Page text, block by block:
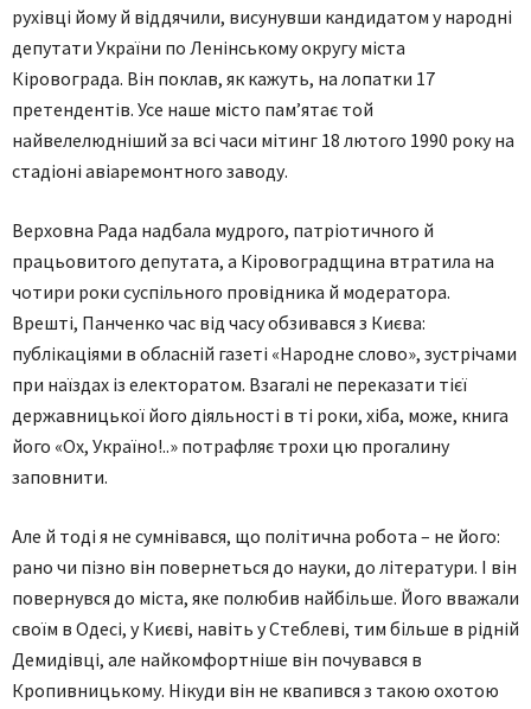
рухівці йому й віддячили, висунувши кандидатом у народні
депутати України по Ленінському округу міста
Кіровограда. Він поклав, як кажуть, на лопатки 17
претендентів. Усе наше місто пам’ятає той
найвелелюдніший за всі часи мітинг 18 лютого 1990 року на
стадіоні авіаремонтного заводу.
Верховна Рада надбала мудрого, патріотичного й
працьовитого депутата, а Кіровоградщина втратила на
чотири роки суспільного провідника й модератора.
Врешті, Панченко час від часу обзивався з Києва:
публікаціями в обласній газеті «Народне слово», зустрічами
при наїздах із електоратом. Взагалі не переказати тієї
державницької його діяльності в ті роки, хіба, може, книга
його «Ох, Україно!..» потрафляє трохи цю прогалину
заповнити.
Але й тоді я не сумнівався, що політична робота – не його:
рано чи пізно він повернеться до науки, до літератури. І він
повернувся до міста, яке полюбив найбільше. Його вважали
своїм в Одесі, у Києві, навіть у Стеблеві, тим більше в рідній
Демидівці, але найкомфортніше він почувався в
Кропивницькому. Нікуди він не квапився з такою охотою